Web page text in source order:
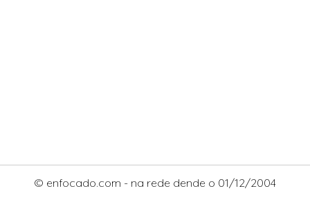
© enfocado.com - na rede dende o 01/12/2004